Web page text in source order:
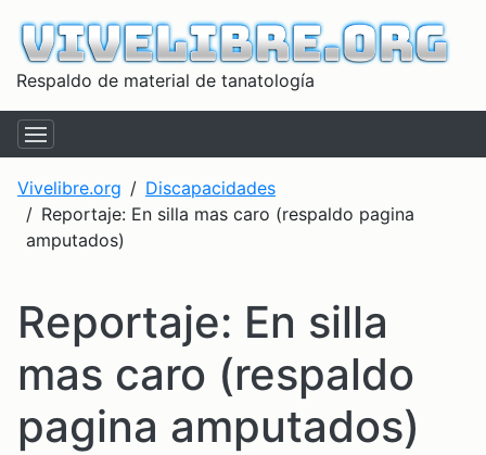
Respaldo de material de tanatología
Vivelibre.org
Discapacidades
Reportaje: En silla mas caro (respaldo pagina
amputados)
Reportaje: En silla
mas caro (respaldo
pagina amputados)